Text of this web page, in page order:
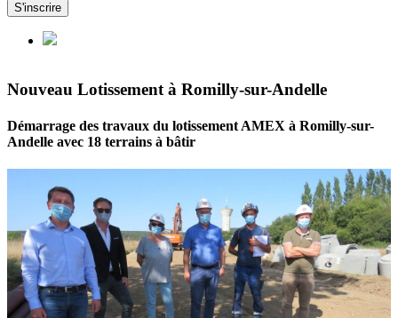
S'inscrire
Nouveau Lotissement à Romilly-sur-Andelle
Démarrage des travaux du lotissement AMEX à Romilly-sur-
Andelle avec 18 terrains à bâtir